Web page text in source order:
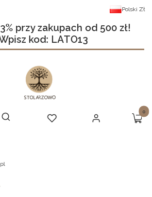
Polski Zł
przy zakupach od 500 zł!
kod: LATO13
Otwórz wyszukiwarkę
Szukaj Ulubione Zaloguj się